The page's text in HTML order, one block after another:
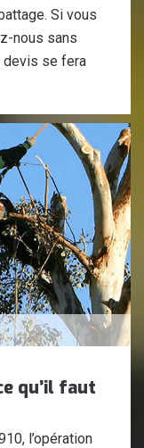
Si vous
nous sans
devis se fera
qu’il faut
l’opération